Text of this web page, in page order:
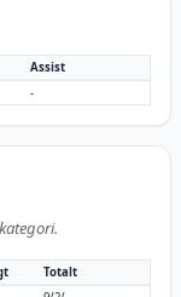
Assist
-
Totalt